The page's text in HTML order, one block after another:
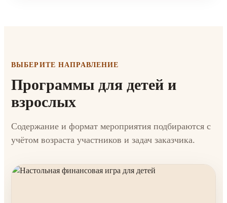
ВЫБЕРИТЕ НАПРАВЛЕНИЕ
Программы для детей и
взрослых
Содержание и формат мероприятия подбираются с
учётом возраста участников и задач заказчика.